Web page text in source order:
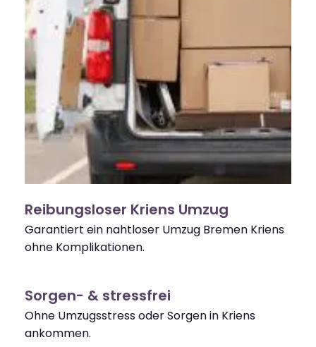
Reibungsloser Kriens Umzug
Garantiert ein nahtloser Umzug Bremen Kriens
ohne Komplikationen.
Sorgen- & stressfrei
Ohne Umzugsstress oder Sorgen in Kriens
ankommen.